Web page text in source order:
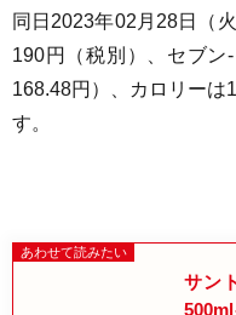
同日2023年02月28日（
190円（税別）、セブン
168.48円）
カロリーは
す。
サン